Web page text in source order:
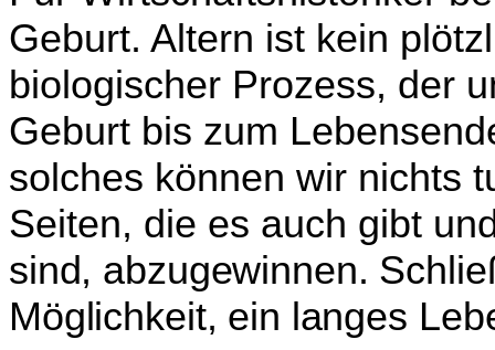
Geburt. Altern ist kein
biologischer Prozess, der
Geburt bis zum
solches können wir nichts
Seiten, die es auch gibt
sind, abzugewinnen.
Möglichkeit, ein langes Le